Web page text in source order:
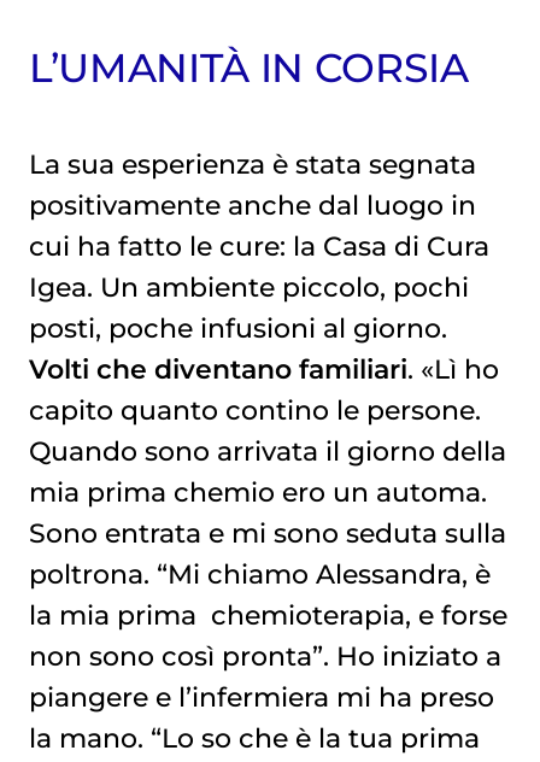
L’UMANITÀ IN CORSIA
La sua esperienza è stata segnata
positivamente anche dal luogo in
cui ha fatto le cure: la Casa di Cura
Igea. Un ambiente piccolo, pochi
posti, poche infusioni al giorno.
Volti che diventano familiari. «Lì ho
capito quanto contino le persone.
Quando sono arrivata il giorno della
mia prima chemio ero un automa.
Sono entrata e mi sono seduta sulla
poltrona. “Mi chiamo Alessandra, è
la mia prima chemioterapia, e forse
non sono così pronta”. Ho iniziato a
piangere e l’infermiera mi ha preso
la mano. “Lo so che è la tua prima